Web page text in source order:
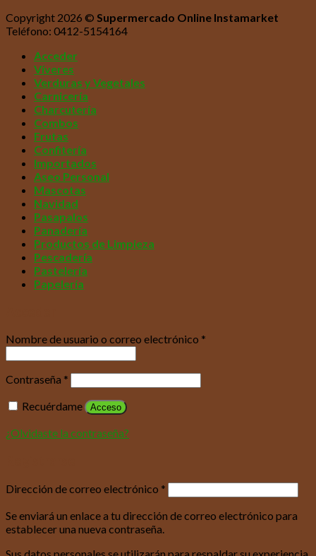
Copyright 2026 © Supermercado Online Instamarket
Teléfono: 0412-5154164
Acceder
Víveres
Verduras y Vegetales
Carnicería
Charcutería
Combos
Frutas
Confitería
Importados
Aseo Personal
Mascotas
Navidad
Pasapalos
Panadería
Productos de Limpieza
Pescadería
Pastelería
Papelería
Nombre de usuario o correo electrónico *
Contraseña *
Recuérdame
Acceso
¿Olvidaste la contraseña?
Dirección de correo electrónico *
Se enviará un enlace a tu dirección de correo electrónico para
establecer una nueva contraseña.
Sus datos personales se utilizarán para respaldar su experiencia